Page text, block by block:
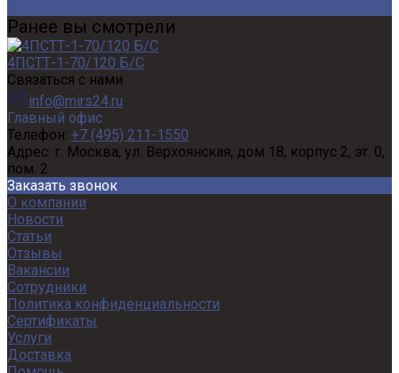
Ранее вы смотрели
4ПСТТ-1-70/120 Б/С
Связаться с нами
info@mirs24.ru
Главный офис
Телефон: +7 (495) 211-1550
Адрес: г. Москва, ул. Верхоянская, дом 18, корпус 2, эт. 0,
пом. 2
Заказать звонок
О компании
Новости
Статьи
Отзывы
Вакансии
Сотрудники
Политика конфиденциальности
Сертификаты
Услуги
Доставка